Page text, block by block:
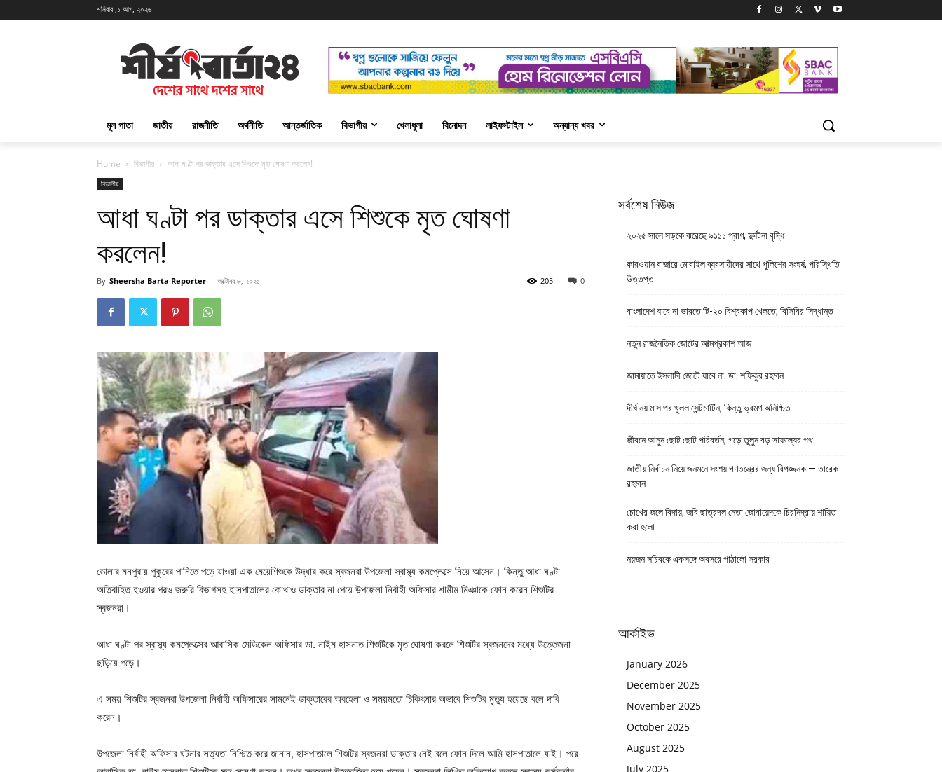
শনিবার ,১ আগ, ২০২৬
মূল পাতা জাতীয় রাজনীতি অর্থনীতি আন্তর্জাতিক বিভাগীয় খেলাধুলা বিনোদন লাইফস্টাইল অন্যান্য খবর
Home বিভাগীয় আধা ঘণ্টা পর ডাক্তার এসে শিশুকে মৃত ঘোষণা করলেন!
বিভাগীয়
আধা ঘণ্টা পর ডাক্তার এসে শিশুকে মৃত ঘোষণা
করলেন!
By Sheersha Barta Reporter - অক্টোবর ৮, ২০২১ 0
205
ভোলার মনপুরায় পুকুরের পানিতে পড়ে যাওয়া এক মেয়েশিশুকে উদ্ধার করে স্বজনরা উপজেলা স্বাস্থ্য কমপ্লেক্সে নিয়ে আসেন। কিন্তু আধা ঘণ্টা
অতিবাহিত হওয়ার পরও জরুরি বিভাগসহ হাসপাতালের কোথাও ডাক্তার না পেয়ে উপজেলা নির্বাহী অফিসার শামীম মিঞাকে ফোন করেন শিশুটির
স্বজনরা।
আধা ঘণ্টা পর স্বাস্থ্য কমপ্লেক্সের আবাসিক মেডিকেল অফিসার ডা. নাইম হাসনাত শিশুটিকে মৃত ঘোষণা করলে শিশুটির স্বজনদের মধ্যে উত্তেজনা
ছড়িয়ে পড়ে।
এ সময় শিশুটির স্বজনরা উপজেলা নির্বাহী অফিসারের সামনেই ডাক্তারের অবহেলা ও সময়মতো চিকিৎসার অভাবে শিশুটির মৃত্যু হয়েছে বলে দাবি
করেন।
উপজেলা নির্বাহী অফিসার ঘটনার সত্যতা নিশ্চিত করে জানান, হাসপাতালে শিশুটির স্বজনরা ডাক্তার নেই বলে ফোন দিলে আমি হাসপাতালে যাই। পরে
সর্বশেষ নিউজ
২০২৫ সালে সড়কে ঝরেছে ৯১১১ প্রাণ, দুর্ঘটনা বৃদ্ধি
কারওয়ান বাজারে মোবাইল ব্যবসায়ীদের সাথে পুলিশের সংঘর্ষ, পরিস্থিতি
উত্তপ্ত
বাংলাদেশ যাবে না ভারতে টি-২০ বিশ্বকাপ খেলতে, বিসিবির সিদ্ধান্ত
নতুন রাজনৈতিক জোটের আত্মপ্রকাশ আজ
জামায়াতে ইসলামী জোটে যাবে না: ডা. শফিকুর রহমান
দীর্ঘ নয় মাস পর খুলল সেন্টমার্টিন, কিন্তু ভ্রমণ অনিশ্চিত
জীবনে আনুন ছোট ছোট পরিবর্তন, গড়ে তুলুন বড় সাফল্যের পথ
জাতীয় নির্বাচন নিয়ে জনমনে সংশয় গণতন্ত্রের জন্য বিপজ্জনক — তারেক
রহমান
চোখের জলে বিদায়, জবি ছাত্রদল নেতা জোবায়েদকে চিরনিদ্রায় শায়িত
করা হলো
নয়জন সচিবকে একসঙ্গে অবসরে পাঠালো সরকার
আর্কাইভ
January 2026
December 2025
November 2025
October 2025
August 2025
July 2025